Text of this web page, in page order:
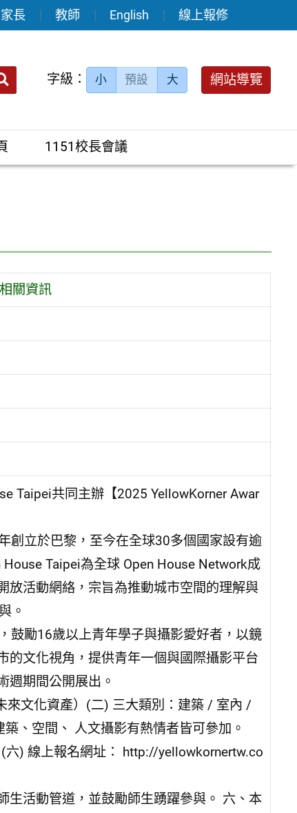
家長 教師 English 線上報修
送出 字級： 小 預設 大 網站導覽
1151校長會議
關資訊
Taipei共同主辦【2025 YellowKorner Awar
創立於巴黎，至今在全球30多個國家設有逾
Taipei為全球 Open House Network成
放活動網絡，宗旨為推動城市空間的理解與
。
鼓勵16歲以上青年學子與攝影愛好者，以鏡
的文化視角，提供青年一個與國際攝影平台
週期間公開展出。
來文化資產）(二) 三大類別：建築 / 室內 /
、空間、 人文攝影有熱情者皆可參加。
) 線上報名網址： http://yellowkornertw.co
生活動管道，並鼓勵師生踴躍參與。 六、本